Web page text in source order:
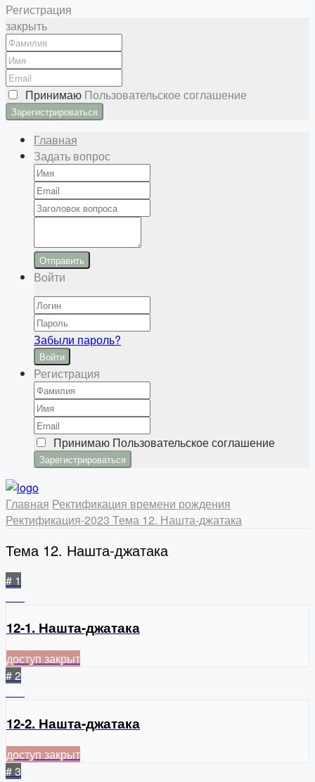
Регистрация
закрыть
Принимаю Пользовательское соглашение
Главная
Задать вопрос
Отправить
Войти
Забыли пароль?
Войти
Регистрация
Принимаю Пользовательское соглашение
Главная Ректификация времени рождения
Ректификация-2023 Тема 12. Нашта-джатака
Тема 12. Нашта-джатака
# 1
12-1. Нашта-джатака
доступ закрыт
# 2
12-2. Нашта-джатака
доступ закрыт
# 3